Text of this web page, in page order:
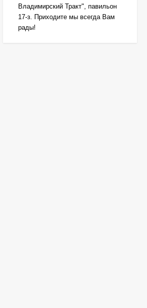
Владимирский Тракт", павильон
17-з. Приходите мы всегда Вам
рады!